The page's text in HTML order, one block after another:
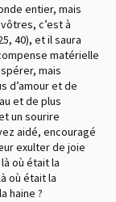
entier, mais
c’est à
40), et il saura
matérielle
mais
d’amour et de
et de plus
un sourire
aidé, encouragé
exulter de joie
où était la
où était la
haine ?